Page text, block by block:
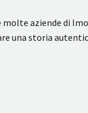
molte aziende di
una storia